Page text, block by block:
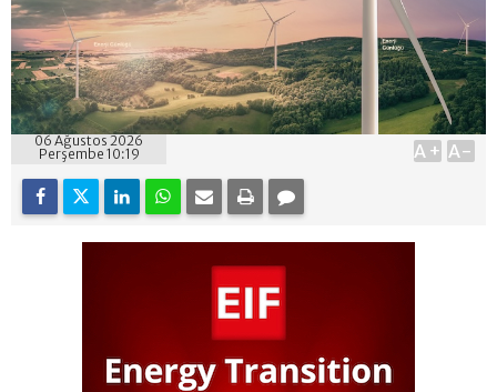
06 Ağustos 2026
Perşembe 10:19
A+ A-